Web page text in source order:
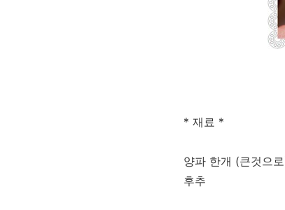
* 재료 *
양파 한개 (큰것으
후추